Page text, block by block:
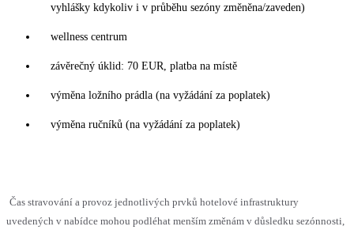
vyhlášky kdykoliv i v průběhu sezóny změněna/zaveden)
wellness centrum
závěrečný úklid: 70 EUR, platba na místě
výměna ložního prádla (na vyžádání za poplatek)
výměna ručníků (na vyžádání za poplatek)
Čas stravování a provoz jednotlivých prvků hotelové infrastruktury
uvedených v nabídce mohou podléhat menším změnám v důsledku sezónnosti,